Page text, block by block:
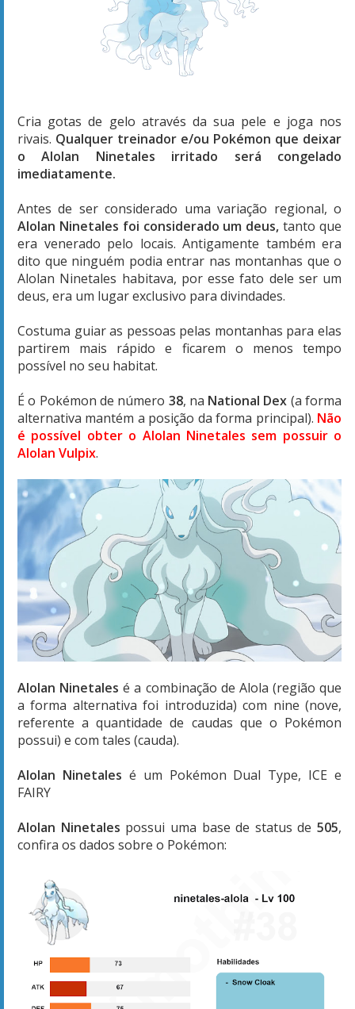
Cria gotas de gelo através da sua pele e joga nos
rivais. Qualquer treinador e/ou Pokémon que deixar
o Alolan Ninetales irritado será congelado
imediatamente.
Antes de ser considerado uma variação regional, o
Alolan Ninetales foi considerado um deus, tanto que
era venerado pelo locais. Antigamente também era
dito que ninguém podia entrar nas montanhas que o
Alolan Ninetales habitava, por esse fato dele ser um
deus, era um lugar exclusivo para divindades.
Costuma guiar as pessoas pelas montanhas para elas
partirem mais rápido e ficarem o menos tempo
possível no seu habitat.
É o Pokémon de número 38, na National Dex (a forma
alternativa mantém a posição da forma principal). Não
é possível obter o Alolan Ninetales sem possuir o
Alolan Vulpix.
Alolan Ninetalesé a combinação de Alola (região que
a forma alternativa foi introduzida) com nine (nove,
referente a quantidade de caudas que o Pokémon
possui) e com tales (cauda).
Alolan Ninetales é um Pokémon Dual Type, ICE e
FAIRY
Alolan Ninetales possui uma base de status de 505,
confira os dados sobre o Pokémon: